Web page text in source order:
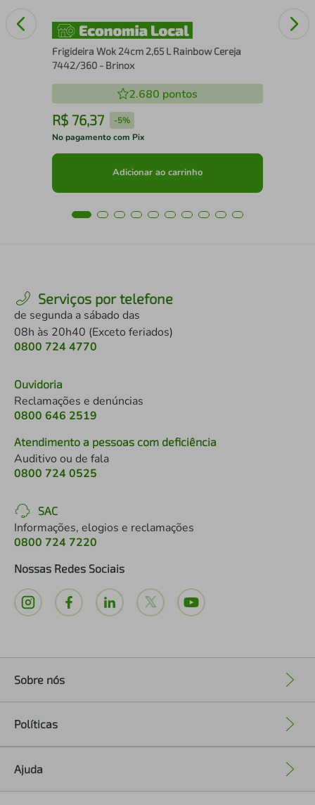
Frigideira Wok 24cm 2,65 L Rainbow Cereja
7442/360 - Brinox
2.680 pontos
R$ 76,37 -5%
No pagamento com Pix
Adicionar ao carrinho
Serviços por telefone
de segunda a sábado das
08h às 20h40 (Exceto feriados)
0800 724 4770
Ouvidoria
Reclamações e denúncias
0800 646 2519
Atendimento a pessoas com deficiência
Auditivo ou de fala
0800 724 0525
SAC
Informações, elogios e reclamações
0800 724 7220
Nossas Redes Sociais
Sobre nós
Políticas
Ajuda